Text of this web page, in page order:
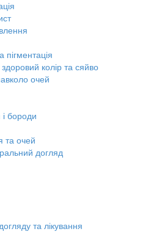
колір та сяйво
очей
бороди
та очей
догляд
та лікування